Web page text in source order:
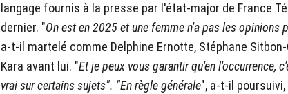
langage fournis à la presse par l'état-major de France
dernier. "On est en 2025 et une femme n'a pas les opinions
a-t-il martelé comme Delphine Ernotte, Stéphane
Kara avant lui. "Et je peux vous garantir qu'en l'occurrence,
vrai sur certains sujets". "En règle générale", a-t-il poursuivi,